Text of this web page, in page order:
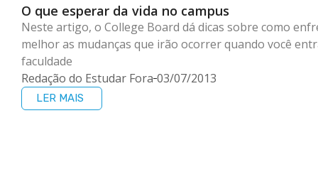
O que esperar da vida no campus
Neste artigo, o College Board dá dicas sobre como
melhor as mudanças que irão ocorrer quando você
faculdade
Redação do Estudar Fora 03/07/2013
LER MAIS